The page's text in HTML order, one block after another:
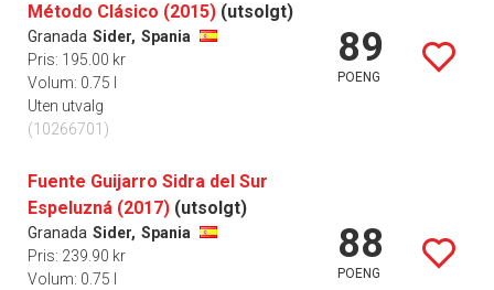
Método Clásico (2015) (utsolgt)
Granada Sider, Spania
Pris: 195.00 kr
Volum: 0.75 l
Uten utvalg
(10266701)
89
POENG
Fuente Guijarro Sidra del Sur
Espeluzná (2017) (utsolgt)
Granada Sider, Spania
Pris: 239.90 kr
Volum: 0.75 l
88
POENG